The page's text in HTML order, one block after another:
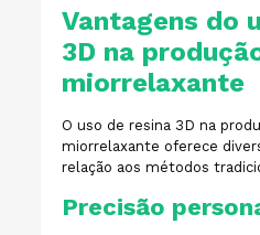
Vantagens do
3D na
miorrelaxante
O uso de resina 3D na
miorrelaxante oferece
relação aos métodos
Precisão